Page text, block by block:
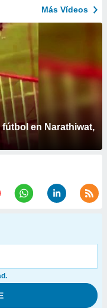
Más Vídeos
en Narathiwat,